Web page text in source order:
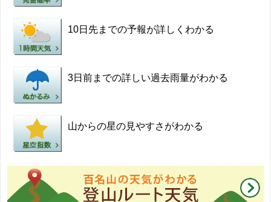
10日先までの予報が詳しくわかる
3日前までの詳しい過去雨量がわかる
山からの星の見やすさがわかる